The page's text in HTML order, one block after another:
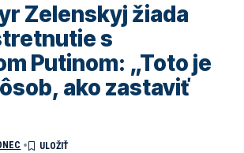
Zelenskyj žiada
s
Putinom: „Toto je
ako zastaviť